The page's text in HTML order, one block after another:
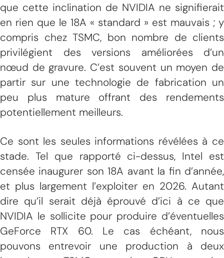
que cette inclination de NVIDIA ne signifierait
en rien que le 18A « standard » est mauvais ; y
compris chez TSMC, bon nombre de clients
privilégient des versions améliorées d’un
nœud de gravure. C’est souvent un moyen de
partir sur une technologie de fabrication un
peu plus mature offrant des rendements
potentiellement meilleurs.
Ce sont les seules informations révélées à ce
stade. Tel que rapporté ci-dessus, Intel est
censée inaugurer son 18A avant la fin d’année,
et plus largement l’exploiter en 2026. Autant
dire qu’il serait déjà éprouvé d’ici à ce que
NVIDIA le sollicite pour produire d’éventuelles
GeForce RTX 60. Le cas échéant, nous
pouvons entrevoir une production à deux